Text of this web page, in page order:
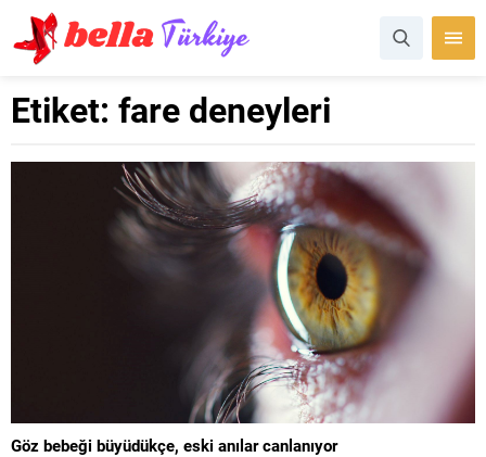
Etiket: fare deneyleri
Göz bebeği büyüdükçe, eski anılar canlanıyor